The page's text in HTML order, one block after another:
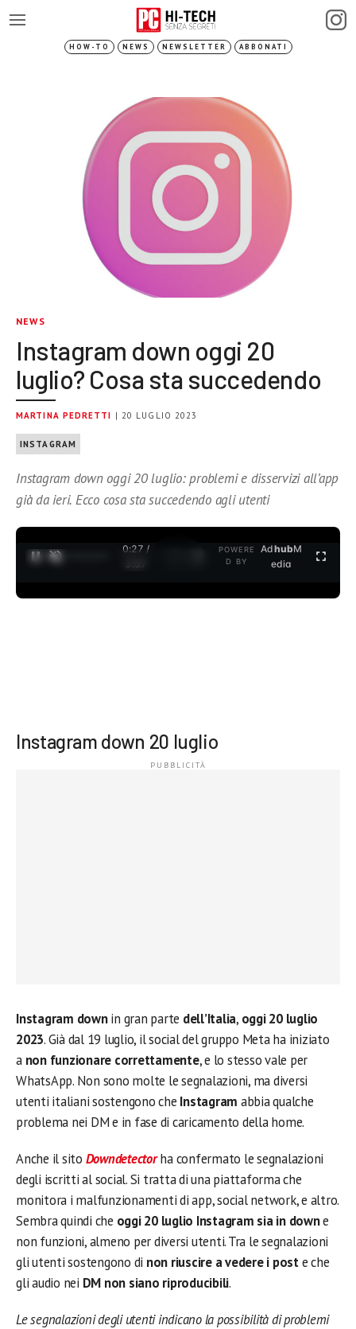
HOW-TO NEWS NEWSLETTER ABBONATI
NEWS
Instagram down oggi 20
luglio? Cosa sta succedendo
MARTINA PEDRETTI | 20 LUGLIO 2023
INSTAGRAM
Instagram down oggi 20 luglio: problemi e disservizi all’app
già da ieri. Ecco cosa sta succedendo agli utenti
0:27 /
3:37
POWERE
D BY
AdhubM
edia
Instagram down 20 luglio
Instagram downin gran parte dell’Italia, oggi 20 luglio
2023. Già dal 19 luglio, il social del gruppo Meta ha iniziato
a non funzionare correttamente, e lo stesso vale per
WhatsApp. Non sono molte le segnalazioni, ma diversi
utenti italiani sostengono che Instagram abbia qualche
problema nei DM e in fase di caricamento della home.
Anche il sito Downdetector ha confermato le segnalazioni
degli iscritti al social. Si tratta di una piattaforma che
monitora i malfunzionamenti di app, social network, e altro.
Sembra quindi che oggi 20 luglio Instagram sia in downe
non funzioni, almeno per diversi utenti. Tra le segnalazioni
gli utenti sostengono di non riuscire a vedere i poste che
gli audio nei DM non siano riproducibili.
Le segnalazioni degli utenti indicano la possibilità di problemi